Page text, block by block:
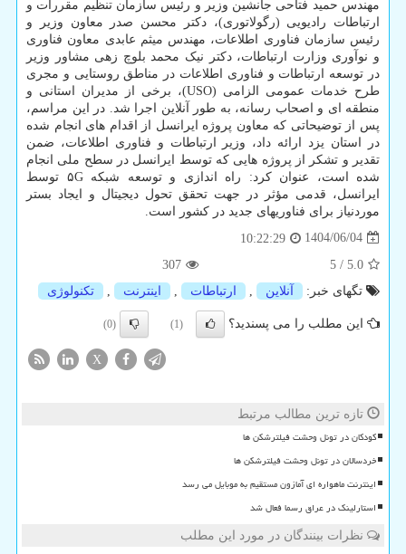
مهندس حمید فتاحی جانشین وزیر و رئیس سازمان تنظیم مقررات و
ارتباطات رادیویی (رگولاتوری)، دکتر محسن صدر معاون وزیر و
رئیس سازمان فناوری اطلاعات، مهندس میثم عابدی معاون فناوری
و نوآوری وزارت ارتباطات، دکتر نیک محمد بلوچ زهی مشاور وزیر
در توسعه ارتباطات و فناوری اطلاعات در مناطق روستایی و مجری
طرح خدمات عمومی الزامی (USO)، برخی از مدیران استانی و
منطقه ای و اصحاب رسانه، به طور آنلاین اجرا شد. در این مراسم،
پس از توضیحاتی که معاون پروژه ایرانسل از اقدام های انجام شده
در استان یزد ارائه داد، وزیر ارتباطات و فناوری اطلاعات، ضمن
تقدیر و تشکر از پروژه هایی که توسط ایرانسل در سطح ملی انجام
شده است، عنوان کرد: راه اندازی و توسعه شبکه ۵G توسط
ایرانسل، قدمی مؤثر در جهت تحقق تحول دیجیتال و ایجاد بستر
موردنیاز برای فناوریهای جدید در کشور است.
1404/06/04
10:22:29
5.0
/
5
307
تگهای خبر:
آنلاین ارتباطات اینترنت تكنولوژی
این مطلب را می پسندید؟ (1)
(0)
X
تازه ترین مطالب مرتبط
کودکان در تونل وحشت فیلترشکن ها
خردسالان در تونل وحشت فیلترشکن ها
اینترنت ماهواره ای آمازون مستقیم به موبایل می رسد
استارلینک در عراق رسما فعال شد
نظرات بینندگان در مورد این مطلب